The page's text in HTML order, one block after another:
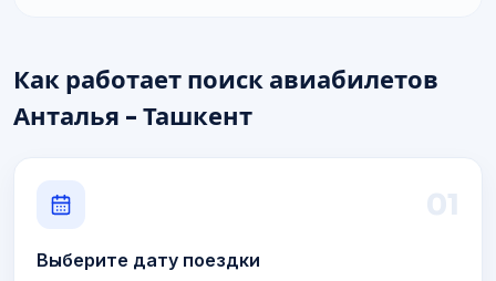
Как работает поиск авиабилетов
Анталья - Ташкент
01
Выберите дату поездки